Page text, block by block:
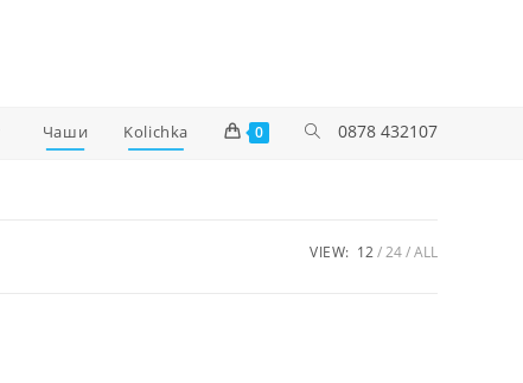
0878 432107
Чаши Kolichka 0
VIEW: 12 24 ALL